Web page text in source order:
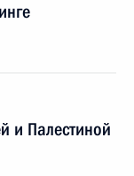
и Палестиной